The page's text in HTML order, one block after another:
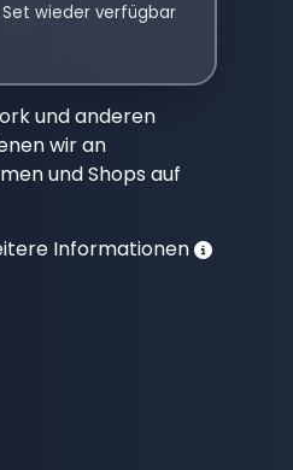
wieder verfügbar
und anderen
wir an
und Shops auf
Informationen